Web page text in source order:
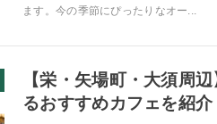
ます。今の季節にぴったりなオー...
【栄・矢場町・大須周
るおすすめカフェを紹介